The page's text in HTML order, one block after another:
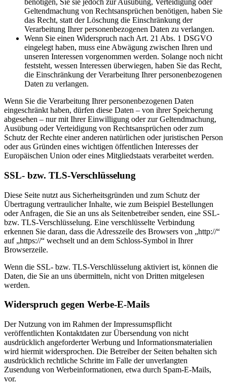
benötigen, Sie sie jedoch zur Ausübung, Verteidigung oder
Geltendmachung von Rechtsansprüchen benötigen, haben Sie
das Recht, statt der Löschung die Einschränkung der
Verarbeitung Ihrer personenbezogenen Daten zu verlangen.
Wenn Sie einen Widerspruch nach Art. 21 Abs. 1 DSGVO
eingelegt haben, muss eine Abwägung zwischen Ihren und
unseren Interessen vorgenommen werden. Solange noch nicht
feststeht, wessen Interessen überwiegen, haben Sie das Recht,
die Einschränkung der Verarbeitung Ihrer personenbezogenen
Daten zu verlangen.
Wenn Sie die Verarbeitung Ihrer personenbezogenen Daten
eingeschränkt haben, dürfen diese Daten – von ihrer Speicherung
abgesehen – nur mit Ihrer Einwilligung oder zur Geltendmachung,
Ausübung oder Verteidigung von Rechtsansprüchen oder zum
Schutz der Rechte einer anderen natürlichen oder juristischen Person
oder aus Gründen eines wichtigen öffentlichen Interesses der
Europäischen Union oder eines Mitgliedstaats verarbeitet werden.
SSL- bzw. TLS-Verschlüsselung
Diese Seite nutzt aus Sicherheitsgründen und zum Schutz der
Übertragung vertraulicher Inhalte, wie zum Beispiel Bestellungen
oder Anfragen, die Sie an uns als Seitenbetreiber senden, eine SSL-
bzw. TLS-Verschlüsselung. Eine verschlüsselte Verbindung
erkennen Sie daran, dass die Adresszeile des Browsers von „http://“
auf „https://“ wechselt und an dem Schloss-Symbol in Ihrer
Browserzeile.
Wenn die SSL- bzw. TLS-Verschlüsselung aktiviert ist, können die
Daten, die Sie an uns übermitteln, nicht von Dritten mitgelesen
werden.
Widerspruch gegen Werbe-E-Mails
Der Nutzung von im Rahmen der Impressumspflicht
veröffentlichten Kontaktdaten zur Übersendung von nicht
ausdrücklich angeforderter Werbung und Informationsmaterialien
wird hiermit widersprochen. Die Betreiber der Seiten behalten sich
ausdrücklich rechtliche Schritte im Falle der unverlangten
Zusendung von Werbeinformationen, etwa durch Spam-E-Mails,
vor.